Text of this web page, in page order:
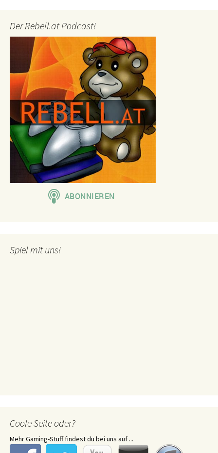
Der Rebell.at Podcast!
Spiel mit uns!
Coole Seite oder?
Mehr Gaming-Stuff findest du bei uns auf ...